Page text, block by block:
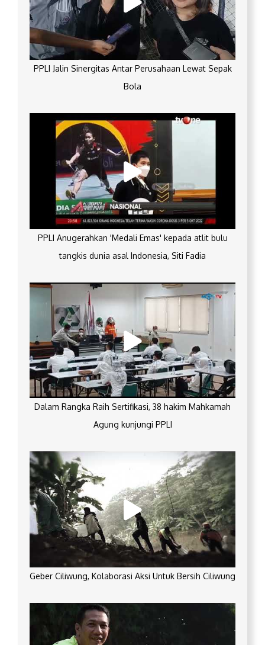
PPLI Jalin Sinergitas Antar Perusahaan Lewat Sepak
Bola
PPLI Anugerahkan 'Medali Emas' kepada atlit bulu
tangkis dunia asal Indonesia, Siti Fadia
Dalam Rangka Raih Sertifikasi, 38 hakim Mahkamah
Agung kunjungi PPLI
Geber Ciliwung, Kolaborasi Aksi Untuk Bersih Ciliwung